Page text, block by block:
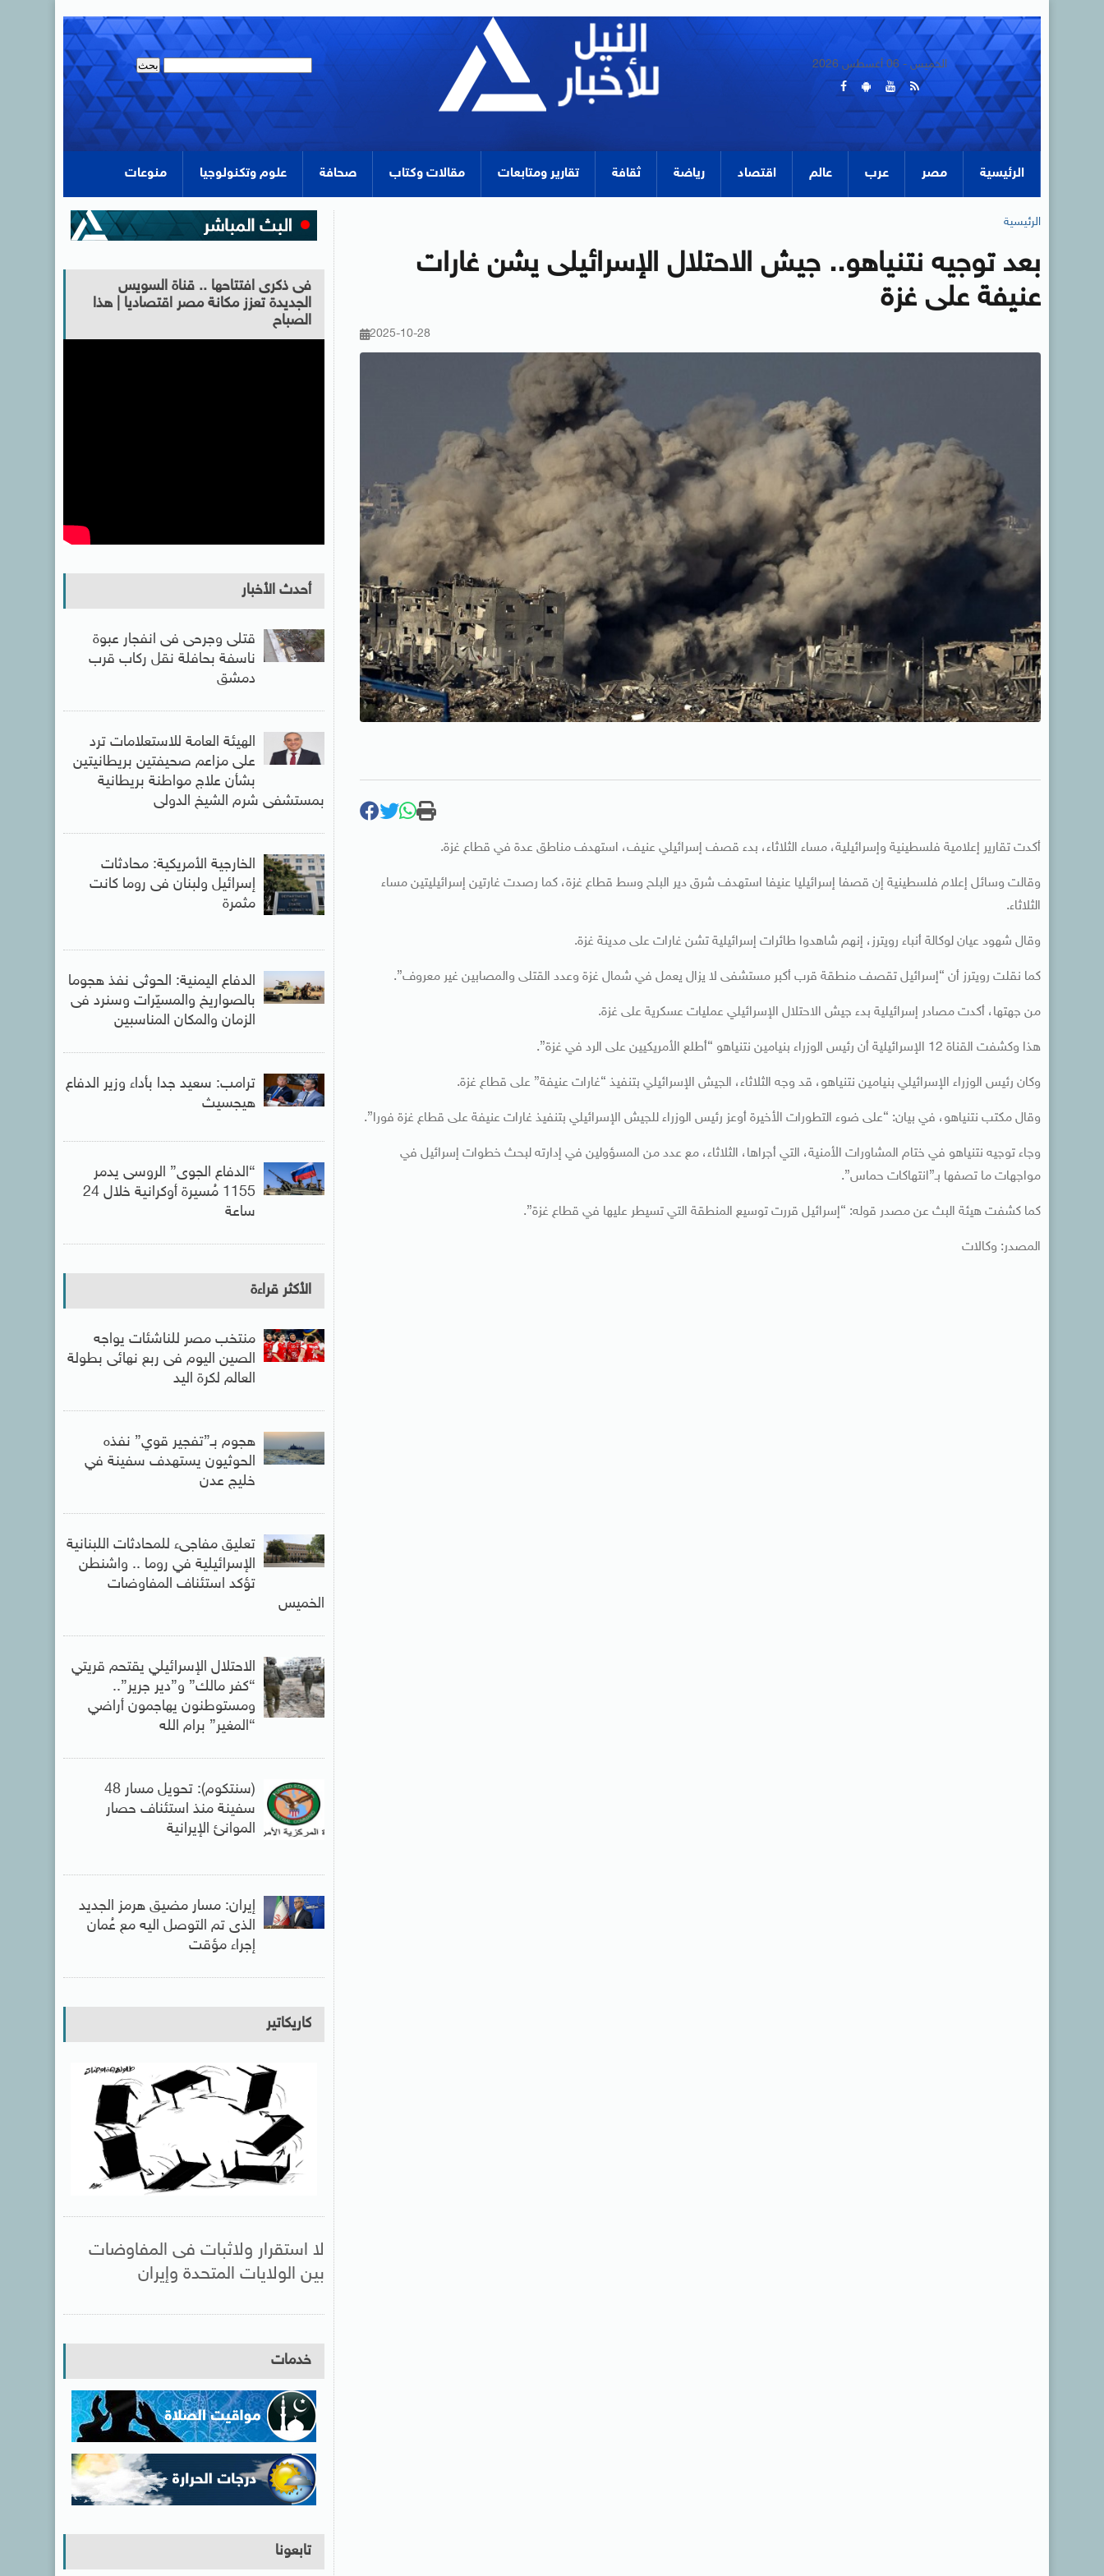
الخميس - 06 أغسطس 2026
الرئيسية مصر عرب عالم اقتصاد رياضة ثقافة تقارير ومتابعات مقالات وكتاب صحافة علوم وتكنولوجيا منوعات
الرئيسية
بعد توجيه نتنياهو.. جيش الاحتلال الإسرائيلى يشن غارات
عنيفة على غزة
2025-10-28
أكدت تقارير إعلامية فلسطينية وإسرائيلية، مساء الثلاثاء، بدء قصف إسرائيلي عنيف، استهدف مناطق عدة في قطاع غزة.
وقالت وسائل إعلام فلسطينية إن قصفا إسرائيليا عنيفا استهدف شرق دير البلح وسط قطاع غزة، كما رصدت غارتين إسرائيليتين مساء
الثلاثاء.
وقال شهود عيان لوكالة أنباء رويترز، إنهم شاهدوا طائرات إسرائيلية تشن غارات على مدينة غزة.
كما نقلت رويترز أن “إسرائيل تقصف منطقة قرب أكبر مستشفى لا يزال يعمل في شمال غزة وعدد القتلى والمصابين غير معروف”.
من جهتها، أكدت مصادر إسرائيلية بدء جيش الاحتلال الإسرائيلي عمليات عسكرية على غزة.
هذا وكشفت القناة 12 الإسرائيلية أن رئيس الوزراء بنيامين نتنياهو “أطلع الأمريكيين على الرد في غزة”.
وكان رئيس الوزراء الإسرائيلي بنيامين نتنياهو، قد وجه الثلاثاء، الجيش الإسرائيلي بتنفيذ “غارات عنيفة” على قطاع غزة.
وقال مكتب نتنياهو، في بيان: “على ضوء التطورات الأخيرة أوعز رئيس الوزراء للجيش الإسرائيلي بتنفيذ غارات عنيفة على قطاع غزة فورا”.
وجاء توجيه نتنياهو في ختام المشاورات الأمنية، التي أجراها، الثلاثاء، مع عدد من المسؤولين في إدارته لبحث خطوات إسرائيل في
مواجهات ما تصفها بـ”انتهاكات حماس”.
كما كشفت هيئة البث عن مصدر قوله: “إسرائيل قررت توسيع المنطقة التي تسيطر عليها في قطاع غزة”.
المصدر: وكالات
فى ذكرى افتتاحها .. قناة السويس
الجديدة تعزز مكانة مصر اقتصاديا | هذا
الصباح
أحدث الأخبار
قتلى وجرحى فى انفجار عبوة
ناسفة بحافلة نقل ركاب قرب
دمشق
الهيئة العامة للاستعلامات ترد
على مزاعم صحيفتين بريطانيتين
بشأن علاج مواطنة بريطانية
بمستشفى شرم الشيخ الدولى
الخارجية الأمريكية: محادثات
إسرائيل ولبنان فى روما كانت
مثمرة
الدفاع اليمنية: الحوثى نفذ هجوما
بالصواريخ والمسيّرات وسنرد فى
الزمان والمكان المناسبين
ترامب: سعيد جدا بأداء وزير الدفاع
هيجسيث
“الدفاع الجوى” الروسى يدمر
1155 مُسيرة أوكرانية خلال 24
ساعة
الأكثر قراءة
منتخب مصر للناشئات يواجه
الصين اليوم فى ربع نهائى بطولة
العالم لكرة اليد
هجوم بـ”تفجير قوي” نفذه
الحوثيون يستهدف سفينة في
خليج عدن
تعليق مفاجىء للمحادثات اللبنانية
الإسرائيلية في روما .. واشنطن
تؤكد استئناف المفاوضات
الخميس
الاحتلال الإسرائيلي يقتحم قريتي
“كفر مالك” و”دير جرير”..
ومستوطنون يهاجمون أراضي
“المغير” برام الله
(سنتكوم): تحويل مسار 48
سفينة منذ استئناف حصار
الموانئ الإيرانية
إيران: مسار مضيق هرمز الجديد
الذى تم التوصل اليه مع عُمان
إجراء مؤقت
كاريكاتير
لا استقرار ولاثبات فى المفاوضات
بين الولايات المتحدة وإيران
خدمات
تابعونا